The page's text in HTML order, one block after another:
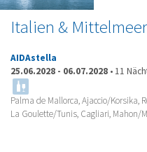
Italien &
AIDAstella
25.06.2028 - 06.07.2028 • 11
Palma de Mallorca, Ajaccio/Korsika,
La Goulette/Tunis, Cagliari, Mahon/